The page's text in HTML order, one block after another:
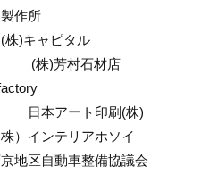
製作所
(株)キャピタル
(株)芳村石材店
日本アート印刷(株)
株）インテリアホソイ
京地区自動車整備協議会